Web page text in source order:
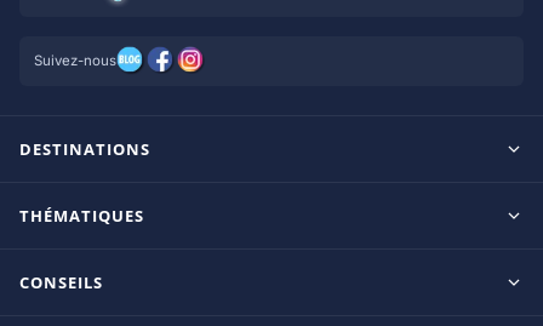
Suivez-nous
DESTINATIONS
Ile Maurice
THÉMATIQUES
CONSEILS